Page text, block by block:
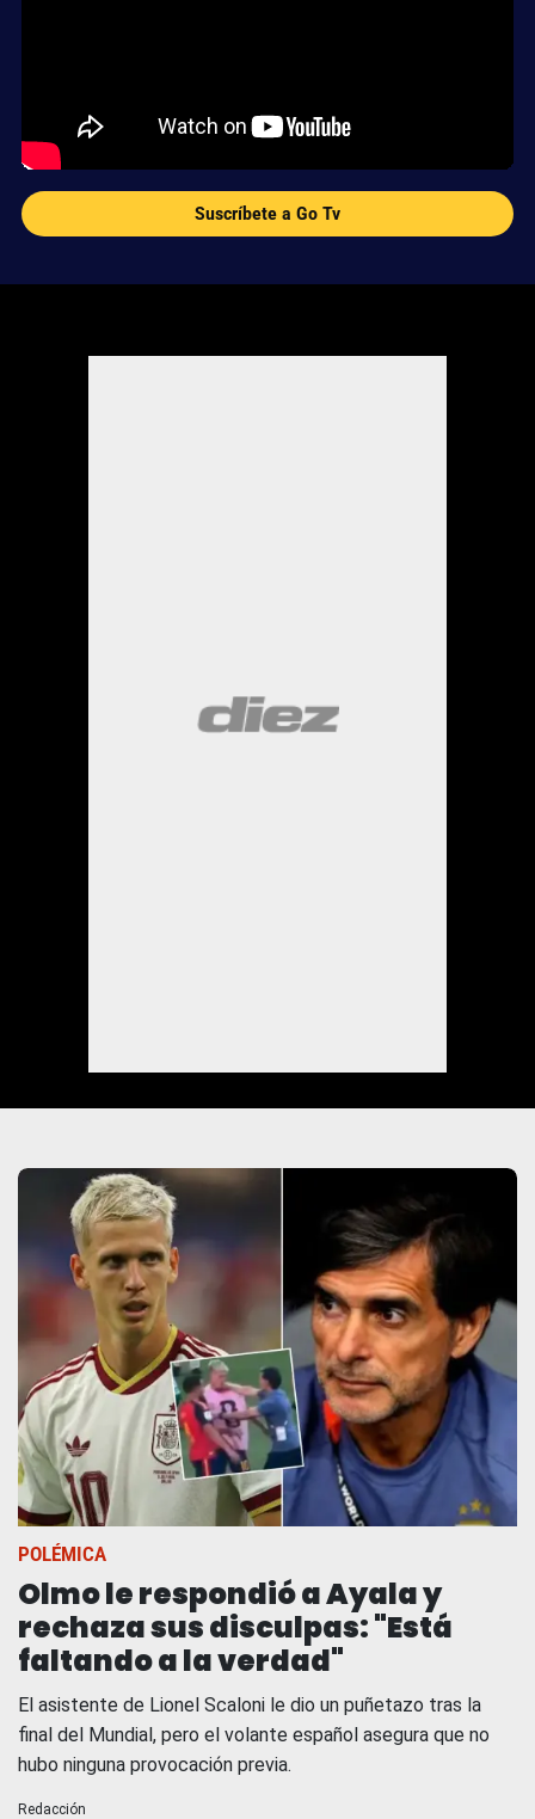
Suscríbete a Go Tv
POLÉMICA
Olmo le respondió a Ayala y
rechaza sus disculpas: "Está
faltando a la verdad"
El asistente de Lionel Scaloni le dio un puñetazo tras la
final del Mundial, pero el volante español asegura que no
hubo ninguna provocación previa.
Redacción